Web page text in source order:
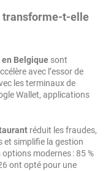
transforme-t-elle
Belgique sont
avec l’essor de
les terminaux de
Wallet, applications
réduit les fraudes,
et simplifie la gestion
modernes : 85 %
ont opté pour une